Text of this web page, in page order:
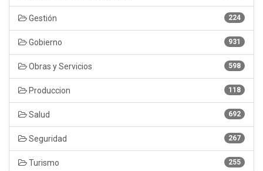
224
Gestión
931
Gobierno
598
Obras y Servicios
118
Produccion
692
Salud
267
Seguridad
255
Turismo